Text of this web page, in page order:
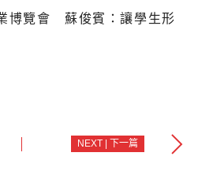
博覽會 蘇俊賓：讓學生形
NEXT | 下一篇